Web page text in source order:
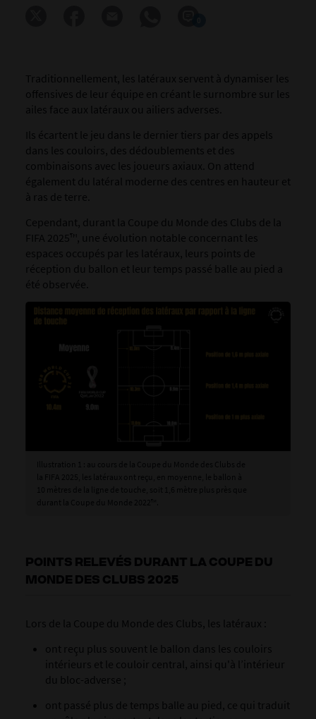
Traditionnellement, les latéraux servent à dynamiser les
offensives de leur équipe en créant le surnombre sur les
ailes face aux latéraux ou ailiers adverses.
Ils écartent le jeu dans le dernier tiers par des appels
dans les couloirs, des dédoublements et des
combinaisons avec les joueurs axiaux. On attend
également du latéral moderne des centres en hauteur et
à ras de terre.
Cependant, durant la Coupe du Monde des Clubs de la
FIFA 2025™, une évolution notable concernant les
espaces occupés par les latéraux, leurs points de
réception du ballon et leur temps passé balle au pied a
été observée.
POINTS RELEVÉS DURANT LA COUPE DU
MONDE DES CLUBS 2025
Lors de la Coupe du Monde des Clubs, les latéraux :
ont reçu plus souvent le ballon dans les couloirs
intérieurs et le couloir central, ainsi qu'à l’intérieur
du bloc-adverse ;
ont passé plus de temps balle au pied, ce qui traduit